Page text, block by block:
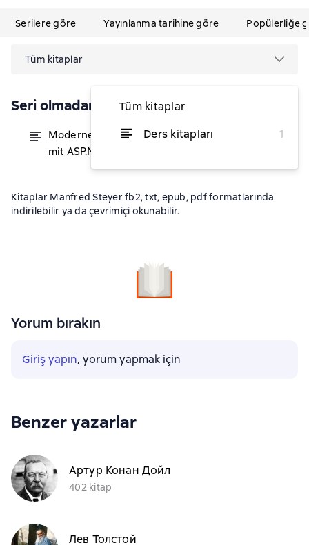
Serilere göre Yayınlanma tarihine göre Popülerliğe
Tüm kitaplar
Tüm kitaplar
Ders kitapları
1
Seri olmadan
Moderne Web-Anwendungen
mit ASP.NET MVC und JavaScript
itibaren ₺2.189,73
Kitaplar Manfred Steyer fb2, txt, epub, pdf formatlarında
indirilebilir ya da çevrimiçi okunabilir.
Yorum bırakın
Giriş yapın, yorum yapmak için
Benzer yazarlar
Артур Конан Дойл
402 kitap
Лев Толстой